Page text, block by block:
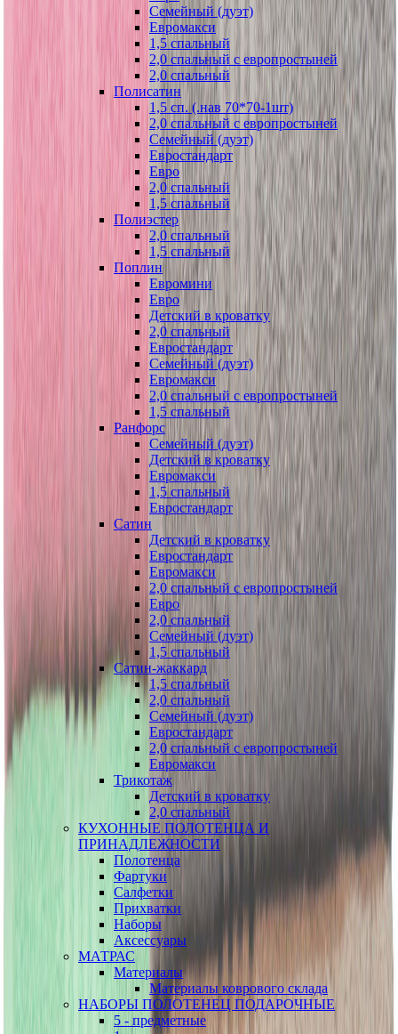
Семейный (дуэт)
Евромакси
1,5 спальный
2,0 спальный с европростыней
2,0 спальный
Полисатин
1,5 сп. (.нав 70*70-1шт)
2,0 спальный с европростыней
Семейный (дуэт)
Евростандарт
Евро
2,0 спальный
1,5 спальный
Полиэстер
2,0 спальный
1,5 спальный
Поплин
Евромини
Евро
Детский в кроватку
2,0 спальный
Евростандарт
Семейный (дуэт)
Евромакси
2,0 спальный с европростыней
1,5 спальный
Ранфорс
Семейный (дуэт)
Детский в кроватку
Евромакси
1,5 спальный
Евростандарт
Сатин
Детский в кроватку
Евростандарт
Евромакси
2,0 спальный с европростыней
Евро
2,0 спальный
Семейный (дуэт)
1,5 спальный
Сатин-жаккард
1,5 спальный
2,0 спальный
Семейный (дуэт)
Евростандарт
2,0 спальный с европростыней
Евромакси
Трикотаж
Детский в кроватку
2,0 спальный
КУХОННЫЕ ПОЛОТЕНЦА И
ПРИНАДЛЕЖНОСТИ
Полотенца
Фартуки
Салфетки
Прихватки
Наборы
Аксессуары
МАТРАС
Материалы
Материалы коврового склада
НАБОРЫ ПОЛОТЕНЕЦ ПОДАРОЧНЫЕ
5 - предметные